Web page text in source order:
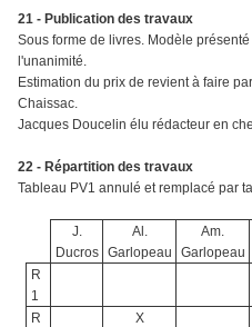
21 - Publication des travaux
Sous forme de livres. Modèle
l'unanimité.
Estimation du prix de revient à faire
Chaissac.
Jacques Doucelin élu rédacteur en
22 - Répartition des travaux
Tableau PV1 annulé et remplacé par
J.
Ducros
Al.
Garlopeau
Am.
Garlopeau
R
1
R
X